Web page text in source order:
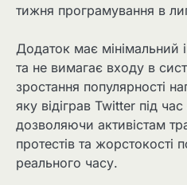
тижня програмування в
Додаток має мінімальний
та не вимагає входу в
зростання популярності
яку відіграв Twitter під час
дозволяючи активістам
протестів та жорстокості
реального часу.